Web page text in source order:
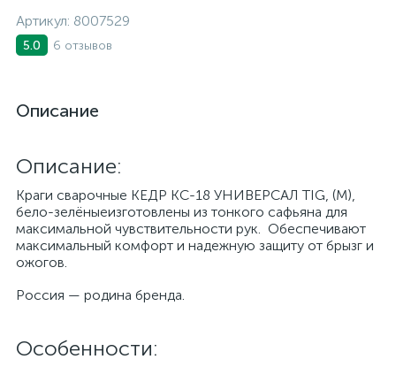
Артикул: 8007529
5.0 6 отзывов
Описание
Описание:
Краги сварочные КЕДP КС-18 УНИВЕРСАЛ TIG, (M),
бело-зелёныеизготовлены из тонкого сафьяна для
максимальной чувствительности рук. Обеспечивают
максимальный комфорт и надежную защиту от брызг и
ожогов.
Россия — родина бренда.
Особенности: